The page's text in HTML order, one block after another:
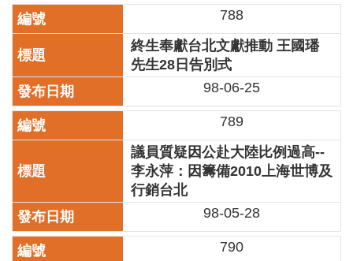
公
開
資
訊
聯
絡
資
訊
影
專
區
788
終生奉獻台北文獻推動 王國璠
先生28日告別式
98-06-25
789
議員質疑因公赴大陸比例過高--
李永萍：因籌備2010上海世博及
行銷台北
98-05-28
790